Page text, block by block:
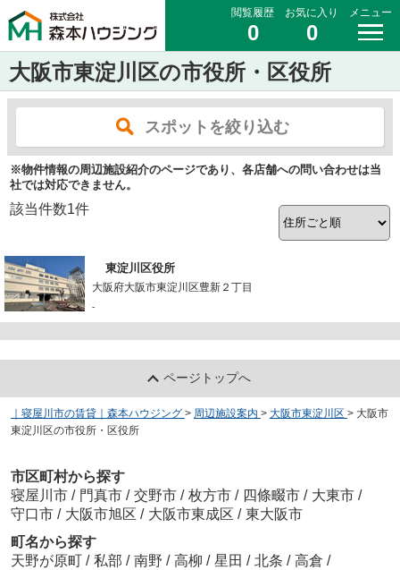
閲覧履歴
0
お気に入り
0
メニュー
大阪市東淀川区の市役所・区役所
スポットを絞り込む
※物件情報の周辺施設紹介のページであり、各店舗への問い合わせは当
社では対応できません。
該当件数1件
東淀川区役所
大阪府大阪市東淀川区豊新２丁目
-
ページトップへ
｜寝屋川市の賃貸｜森本ハウジング > 周辺施設案内 > 大阪市東淀川区 > 大阪市
東淀川区の市役所・区役所
市区町村から探す
寝屋川市 / 門真市 / 交野市 / 枚方市 / 四條畷市 / 大東市 /
守口市 / 大阪市旭区 / 大阪市東成区 / 東大阪市
町名から探す
天野が原町 / 私部 / 南野 / 高柳 / 星田 / 北条 / 高倉 /